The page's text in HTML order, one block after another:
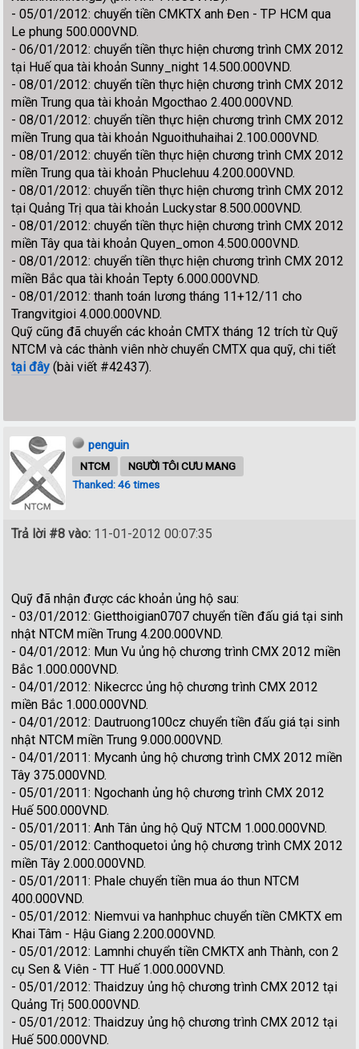
- 05/01/2012: chuyển tiền CMKTX anh Đen - TP HCM qua
Le phung 500.000VND.
- 06/01/2012: chuyển tiền thực hiện chương trình CMX 2012
tại Huế qua tài khoản Sunny_night 14.500.000VND.
- 08/01/2012: chuyển tiền thực hiện chương trình CMX 2012
miền Trung qua tài khoản Mgocthao 2.400.000VND.
- 08/01/2012: chuyển tiền thực hiện chương trình CMX 2012
miền Trung qua tài khoản Nguoithuhaihai 2.100.000VND.
- 08/01/2012: chuyển tiền thực hiện chương trình CMX 2012
miền Trung qua tài khoản Phuclehuu 4.200.000VND.
- 08/01/2012: chuyển tiền thực hiện chương trình CMX 2012
tại Quảng Trị qua tài khoản Luckystar 8.500.000VND.
- 08/01/2012: chuyển tiền thực hiện chương trình CMX 2012
miền Tây qua tài khoản Quyen_omon 4.500.000VND.
- 08/01/2012: chuyển tiền thực hiện chương trình CMX 2012
miền Bắc qua tài khoản Tepty 6.000.000VND.
- 08/01/2012: thanh toán lương tháng 11+12/11 cho
Trangvitgioi 4.000.000VND.
Quỹ cũng đã chuyển các khoản CMTX tháng 12 trích từ Quỹ
NTCM và các thành viên nhờ chuyển CMTX qua quỹ, chi tiết
tại đây (bài viết #42437).
penguin
NTCM
NGƯỜI TÔI CƯU MANG
Thanked: 46 times
Trả lời #8 vào: 11-01-2012 00:07:35
Quỹ đã nhận được các khoản ủng hộ sau:
- 03/01/2012: Gietthoigian0707 chuyển tiền đấu giá tại sinh
nhật NTCM miền Trung 4.200.000VND.
- 04/01/2012: Mun Vu ủng hộ chương trình CMX 2012 miền
Bắc 1.000.000VND.
- 04/01/2012: Nikecrcc ủng hộ chương trình CMX 2012
miền Bắc 1.000.000VND.
- 04/01/2012: Dautruong100cz chuyển tiền đấu giá tại sinh
nhật NTCM miền Trung 9.000.000VND.
- 04/01/2011: Mycanh ủng hộ chương trình CMX 2012 miền
Tây 375.000VND.
- 05/01/2011: Ngochanh ủng hộ chương trình CMX 2012
Huế 500.000VND.
- 05/01/2011: Anh Tân ủng hộ Quỹ NTCM 1.000.000VND.
- 05/01/2012: Canthoquetoi ủng hộ chương trình CMX 2012
miền Tây 2.000.000VND.
- 05/01/2011: Phale chuyển tiền mua áo thun NTCM
400.000VND.
- 05/01/2012: Niemvui va hanhphuc chuyển tiền CMKTX em
Khai Tâm - Hậu Giang 2.200.000VND.
- 05/01/2012: Lamnhi chuyển tiền CMKTX anh Thành, con 2
cụ Sen & Viên - TT Huế 1.000.000VND.
- 05/01/2012: Thaidzuy ủng hộ chương trình CMX 2012 tại
Quảng Trị 500.000VND.
- 05/01/2012: Thaidzuy ủng hộ chương trình CMX 2012 tại
Huế 500.000VND.